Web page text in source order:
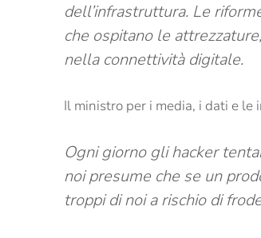
dell’infrastruttura. Le
che ospitano le
nella connettività digitale.
Il ministro per i media, i dati e
Ogni giorno gli hacker
noi presume che se un
troppi di noi a rischio di